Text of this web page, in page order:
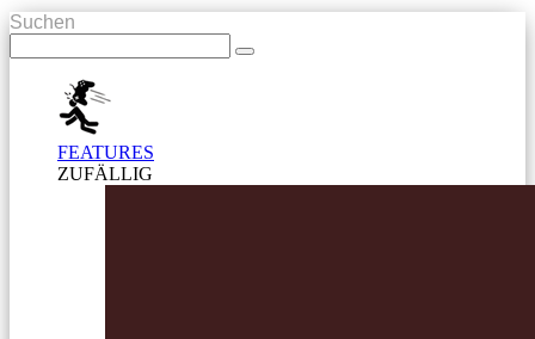
Suchen
FEATURES
ZUFÄLLIG